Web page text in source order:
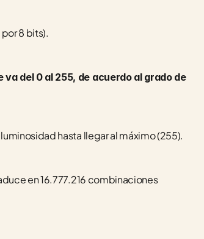
8 bits).
va del 0 al 255, de acuerdo al grado de
hasta llegar al máximo (255).
en 16.777.216 combinaciones